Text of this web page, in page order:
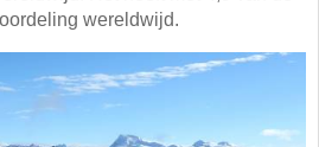
wereldwijd.